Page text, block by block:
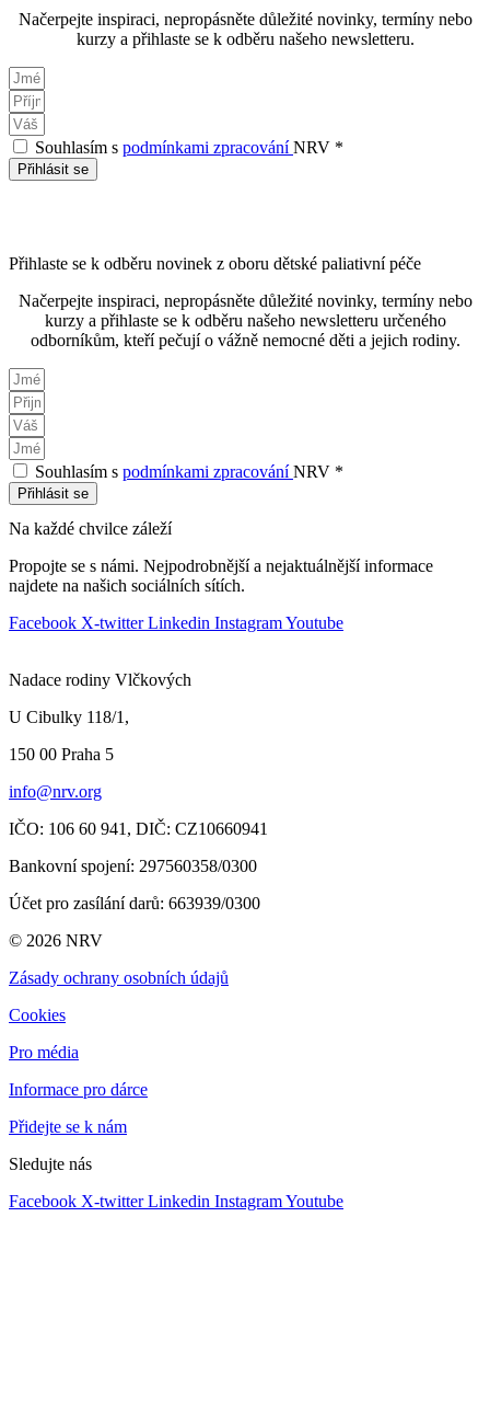
Načerpejte inspiraci, nepropásněte důležité novinky, termíny nebo
kurzy a přihlaste se k odběru našeho newsletteru.
Souhlasím s podmínkami zpracováníNRV *
Přihlásit se
Přihlaste se k odběru novinek z oboru dětské paliativní péče
Načerpejte inspiraci, nepropásněte důležité novinky, termíny nebo
kurzy a přihlaste se k odběru našeho newsletteru určeného
odborníkům, kteří pečují o vážně nemocné děti a jejich rodiny.
Souhlasím s podmínkami zpracováníNRV *
Přihlásit se
Na každé chvilce záleží
Propojte se s námi. Nejpodrobnější a nejaktuálnější informace
najdete na našich sociálních sítích.
Facebook X-twitter Linkedin InstagramYoutube
Nadace rodiny Vlčkových
U Cibulky 118/1,
150 00 Praha 5
info@nrv.org
IČO: 106 60 941, DIČ: CZ10660941
Bankovní spojení: 297560358/0300
Účet pro zasílání darů: 663939/0300
© 2026 NRV
Zásady ochrany osobních údajů
Cookies
Pro média
Informace pro dárce
Přidejte se k nám
Sledujte nás
Facebook X-twitter Linkedin InstagramYoutube